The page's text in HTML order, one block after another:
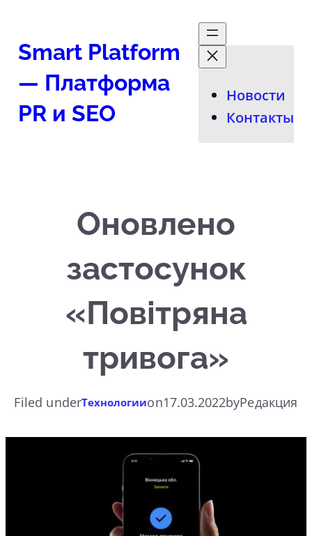
содержимому
Smart Platform
— Платформа
PR и SEO
Новости
Контакты
Оновлено
застосунок
«Повітряна
тривога»
Filed underТехнологииon17.03.2022byРедакция